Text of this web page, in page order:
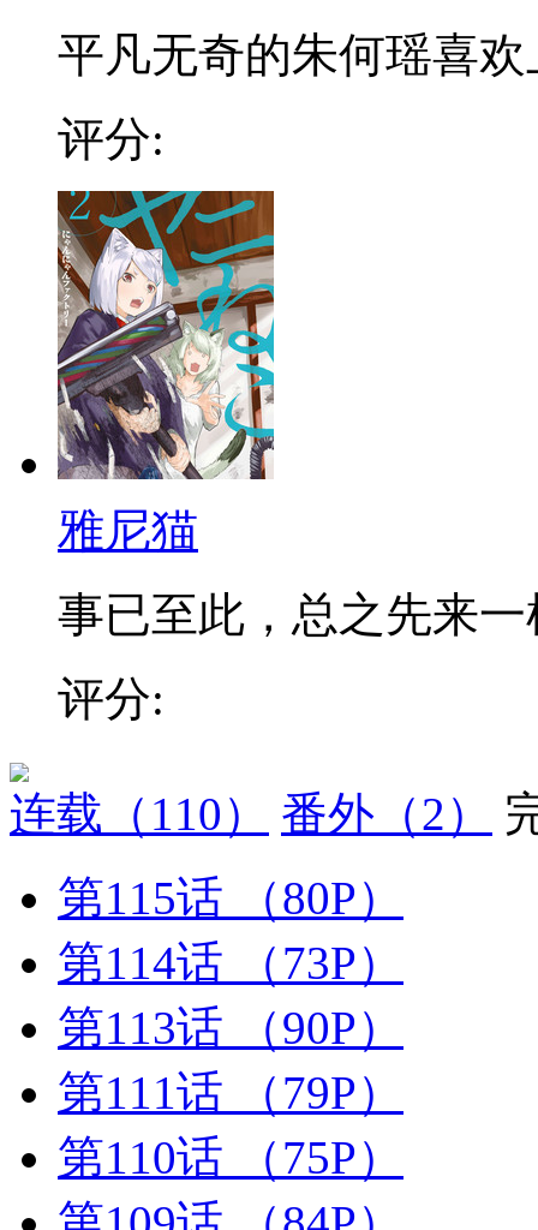
平凡无奇的朱何瑶喜欢
评分:
雅尼猫
事已至此，总之先来一
评分:
连载 （110） 番外 （2）
第115话
（80P）
第114话
（73P）
第113话
（90P）
第111话
（79P）
第110话
（75P）